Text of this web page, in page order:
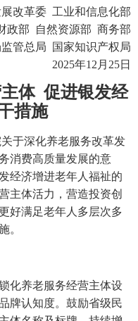
改革委 工业和信息化部
政部
自然资源部 商务部
管总局
国家知识产权局
2025年12月25日
体 促进银发经
措施
于深化养老服务改革发
消费高质量发展的意
经济增进老年人福祉的
主体活力，营造投资创
好满足老年人多层次多
。
化养老服务经营主体设
牌认知度。鼓励省级民